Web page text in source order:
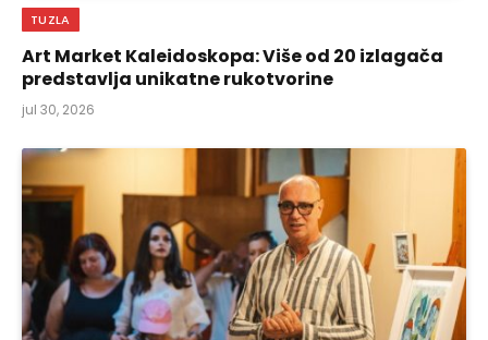
TUZLA
Art Market Kaleidoskopa: Više od 20 izlagača
predstavlja unikatne rukotvorine
jul 30, 2026